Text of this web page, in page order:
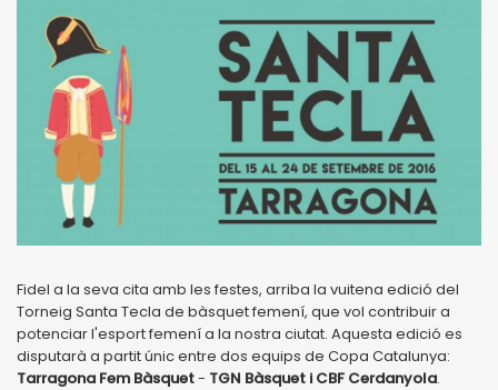
Fidel a la seva cita amb les festes, arriba la vuitena edició del
Torneig Santa Tecla de bàsquet femení, que vol contribuir a
potenciar l'esport femení a la nostra ciutat. Aquesta edició es
disputarà a partit únic entre dos equips de Copa Catalunya:
Tarragona Fem Bàsquet- TGN Bàsquet i CBF Cerdanyola.